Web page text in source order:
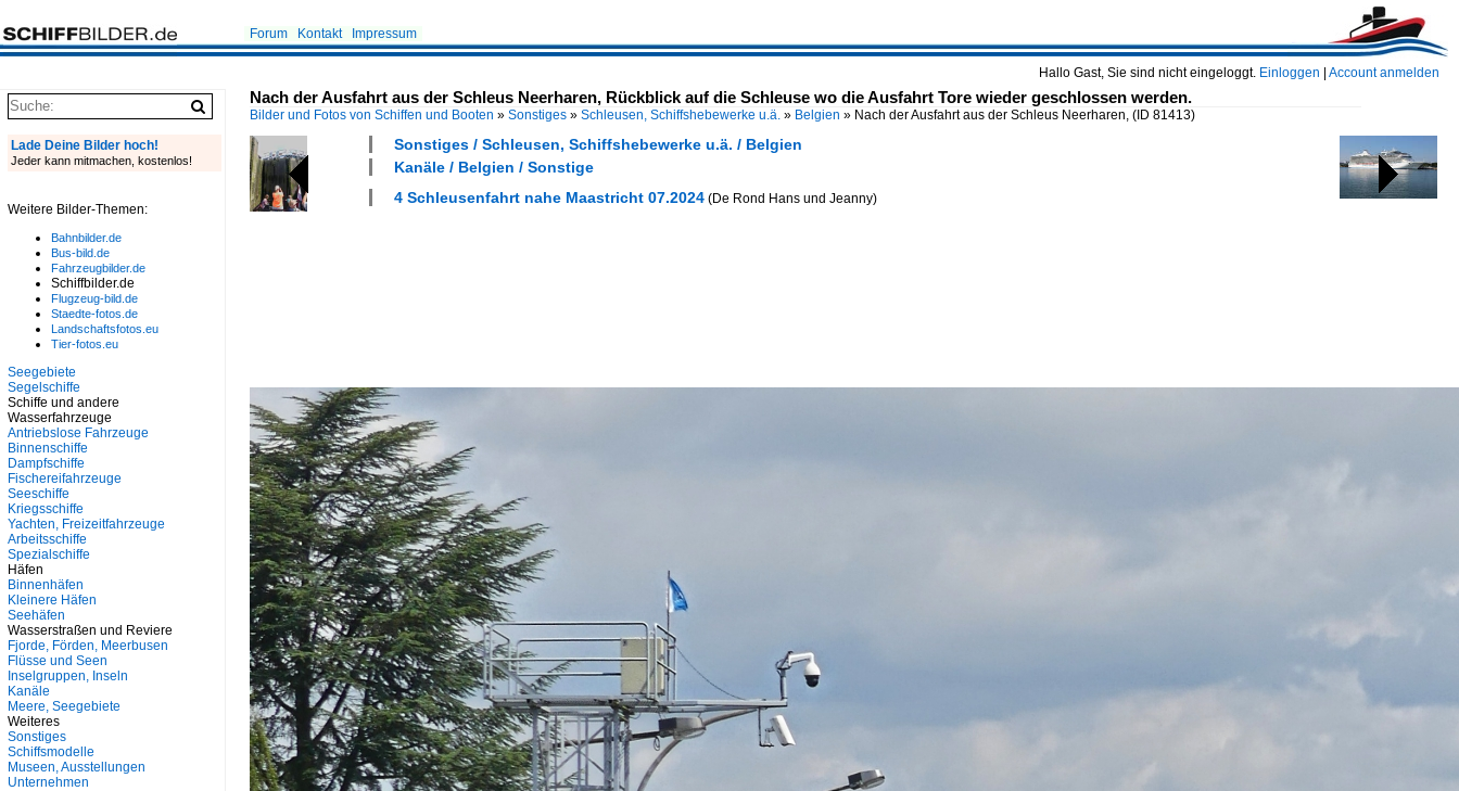
Hallo Gast, Sie sind nicht eingeloggt. Einloggen Account anmelden
Forum Kontakt Impressum
Nach der Ausfahrt aus der Schleus Neerharen, Rückblick auf die Schleuse wo die Ausfahrt Tore wieder geschlossen werden.
Bilder und Fotos von Schiffen und Booten » Sonstiges » Schleusen, Schiffshebewerke u.ä. » Belgien » Nach der Ausfahrt aus der Schleus Neerharen, (ID 81413)
Sonstiges / Schleusen, Schiffshebewerke u.ä. / Belgien
Kanäle / Belgien / Sonstige
4 Schleusenfahrt nahe Maastricht 07.2024 (De Rond Hans und Jeanny)
Lade Deine Bilder hoch!
Jeder kann mitmachen, kostenlos!
Weitere Bilder-Themen:
Bahnbilder.de
Bus-bild.de
Fahrzeugbilder.de
Schiffbilder.de
Flugzeug-bild.de
Staedte-fotos.de
Landschaftsfotos.eu
Tier-fotos.eu
Seegebiete
Segelschiffe
Schiffe und andere
Wasserfahrzeuge
Antriebslose Fahrzeuge
Binnenschiffe
Dampfschiffe
Fischereifahrzeuge
Seeschiffe
Kriegsschiffe
Yachten, Freizeitfahrzeuge
Arbeitsschiffe
Spezialschiffe
Häfen
Binnenhäfen
Kleinere Häfen
Seehäfen
Wasserstraßen und Reviere
Fjorde, Förden, Meerbusen
Flüsse und Seen
Inselgruppen, Inseln
Kanäle
Meere, Seegebiete
Weiteres
Sonstiges
Schiffsmodelle
Museen, Ausstellungen
Unternehmen